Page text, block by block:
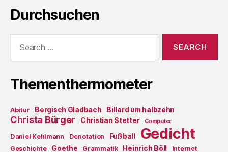
Durchsuchen
Thementhermometer
Abitur Bergisch Gladbach Billard um halbzehn
Christa Bürger Christian Stetter Computer
Daniel Kehlmann Denotation Fußball Gedicht
Geschichte Goethe Grammatik Heinrich Böll Internet